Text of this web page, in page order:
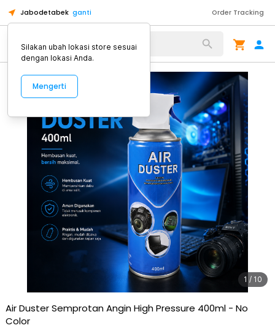
Jabodetabek ganti Order Tracking
Alat Kopi
1 / 10
Air Duster Semprotan Angin High Pressure 400ml - No
Color
Silakan ubah lokasi store sesuai
dengan lokasi Anda.
Mengerti